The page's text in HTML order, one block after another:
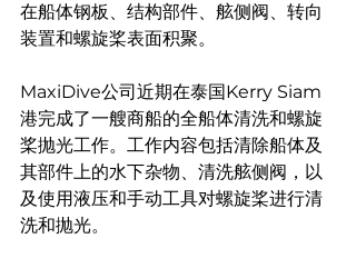
在船体钢板、结构部件、舷侧阀、转向
装置和螺旋桨表面积聚。
MaxiDive公司近期在泰国Kerry Siam
港完成了一艘商船的全船体清洗和螺旋
桨抛光工作。工作内容包括清除船体及
其部件上的水下杂物、清洗舷侧阀，以
及使用液压和手动工具对螺旋桨进行清
洗和抛光。